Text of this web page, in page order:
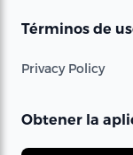
Términos de
Privacy Policy
Obtener la